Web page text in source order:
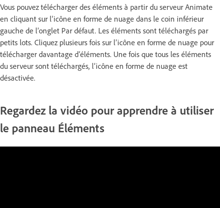
Vous pouvez télécharger des éléments à partir du serveur Animate
en cliquant sur l’icône en forme de nuage dans le coin inférieur
gauche de l’onglet Par défaut. Les éléments sont téléchargés par
petits lots. Cliquez plusieurs fois sur l’icône en forme de nuage pour
télécharger davantage d’éléments. Une fois que tous les éléments
du serveur sont téléchargés, l’icône en forme de nuage est
désactivée.
Regardez la vidéo pour apprendre à utiliser
le panneau Éléments